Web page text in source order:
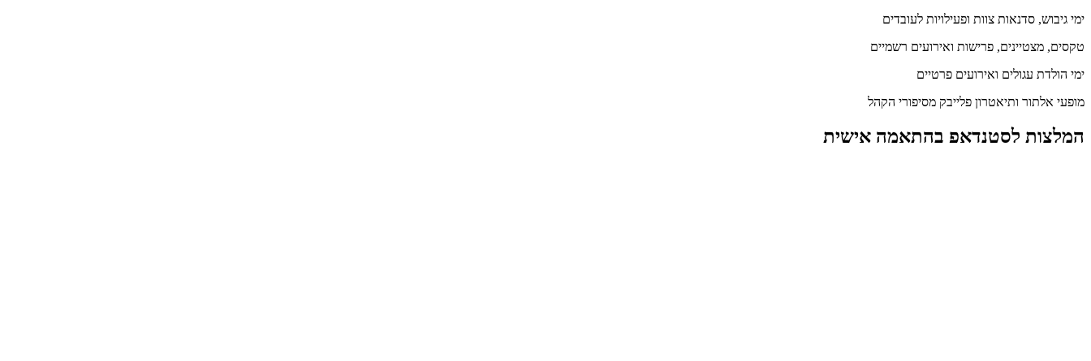
ימי גיבוש, סדנאות צוות ופעילויות לעובדים
טקסים, מצטיינים, פרישות ואירועים רשמיים
ימי הולדת עגולים ואירועים פרטיים
מופעי אלתור ותיאטרון פלייבק מסיפורי הקהל
המלצות לסטנדאפ בהתאמה אישית